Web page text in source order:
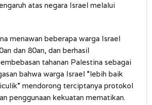
atas negara Israel melalui
menawan beberapa warga Israel
dan 80an, dan berhasil
tahanan Palestina sebagai
bahwa warga Israel “lebih baik
mendorong terciptanya protokol
penggunaan kekuatan mematikan.